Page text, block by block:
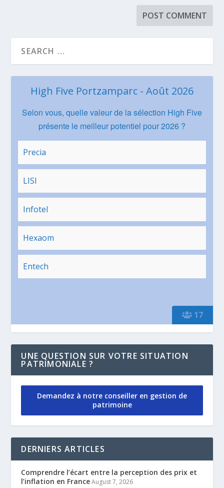
17
High Five Portzamparc - Août 2026
Selon vous, quelle valeur de la sélection High Five
présente le meilleur potentiel pour 2026 ?
Precia
LISI
Infotel
Hexaom
Entech
UNE QUESTION SUR VOTRE SITUATION
PATRIMONIALE ?
Demandez à notre conseiller en gestion de
patrimoine
DERNIERS ARTICLES
Comprendre l’écart entre la perception des prix et
l’inflation en France August 7, 2026